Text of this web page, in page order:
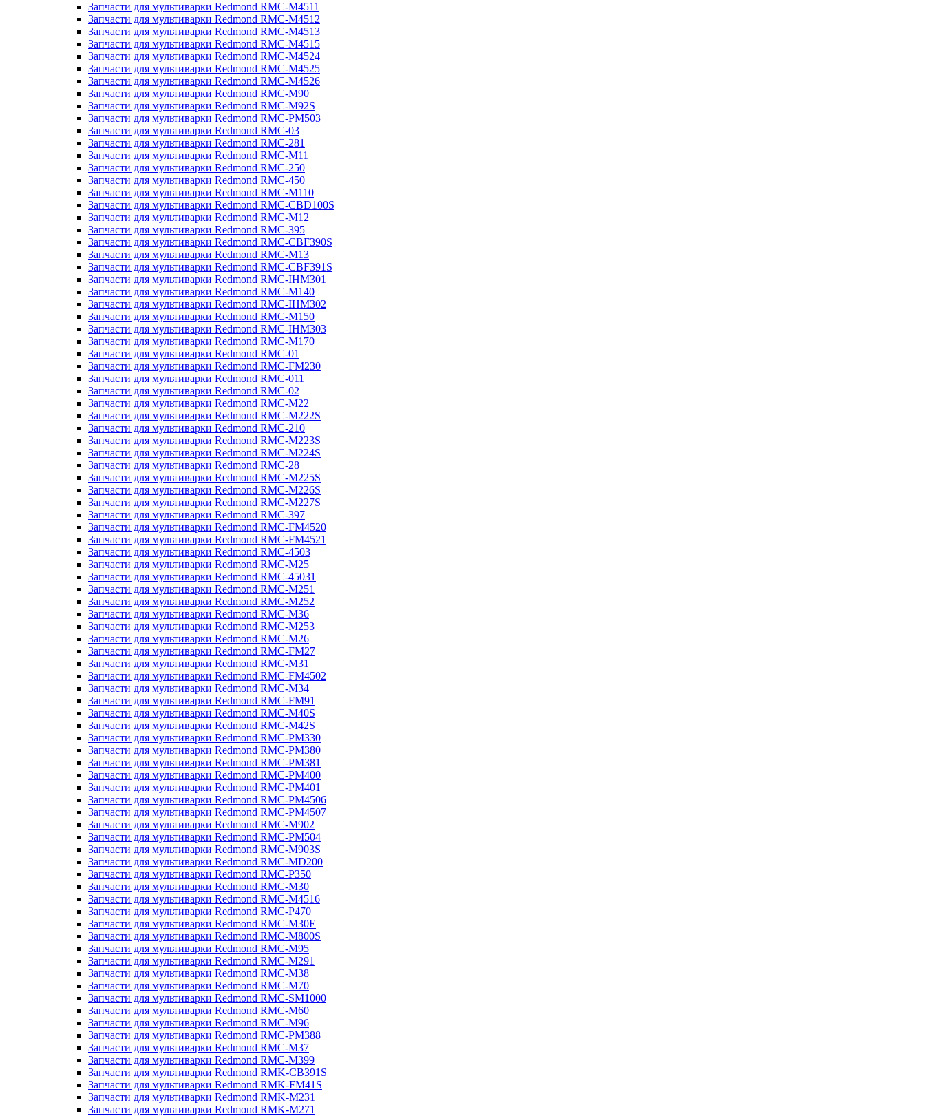
Запчасти для мультиварки Redmond RMC-M4511
Запчасти для мультиварки Redmond RMC-M4512
Запчасти для мультиварки Redmond RMC-M4513
Запчасти для мультиварки Redmond RMC-M4515
Запчасти для мультиварки Redmond RMC-M4524
Запчасти для мультиварки Redmond RMC-M4525
Запчасти для мультиварки Redmond RMC-M4526
Запчасти для мультиварки Redmond RMC-M90
Запчасти для мультиварки Redmond RMC-M92S
Запчасти для мультиварки Redmond RMC-PM503
Запчасти для мультиварки Redmond RMC-03
Запчасти для мультиварки Redmond RMC-281
Запчасти для мультиварки Redmond RMC-M11
Запчасти для мультиварки Redmond RMC-250
Запчасти для мультиварки Redmond RMC-450
Запчасти для мультиварки Redmond RMC-M110
Запчасти для мультиварки Redmond RMC-CBD100S
Запчасти для мультиварки Redmond RMC-M12
Запчасти для мультиварки Redmond RMC-395
Запчасти для мультиварки Redmond RMC-CBF390S
Запчасти для мультиварки Redmond RMC-M13
Запчасти для мультиварки Redmond RMC-CBF391S
Запчасти для мультиварки Redmond RMC-IHM301
Запчасти для мультиварки Redmond RMC-M140
Запчасти для мультиварки Redmond RMC-IHM302
Запчасти для мультиварки Redmond RMC-M150
Запчасти для мультиварки Redmond RMC-IHM303
Запчасти для мультиварки Redmond RMC-M170
Запчасти для мультиварки Redmond RMC-01
Запчасти для мультиварки Redmond RMC-FM230
Запчасти для мультиварки Redmond RMC-011
Запчасти для мультиварки Redmond RMC-02
Запчасти для мультиварки Redmond RMC-M22
Запчасти для мультиварки Redmond RMC-M222S
Запчасти для мультиварки Redmond RMC-210
Запчасти для мультиварки Redmond RMC-M223S
Запчасти для мультиварки Redmond RMC-M224S
Запчасти для мультиварки Redmond RMC-28
Запчасти для мультиварки Redmond RMC-M225S
Запчасти для мультиварки Redmond RMC-M226S
Запчасти для мультиварки Redmond RMC-M227S
Запчасти для мультиварки Redmond RMC-397
Запчасти для мультиварки Redmond RMC-FM4520
Запчасти для мультиварки Redmond RMC-FM4521
Запчасти для мультиварки Redmond RMC-4503
Запчасти для мультиварки Redmond RMC-M25
Запчасти для мультиварки Redmond RMC-45031
Запчасти для мультиварки Redmond RMC-M251
Запчасти для мультиварки Redmond RMC-M252
Запчасти для мультиварки Redmond RMC-M36
Запчасти для мультиварки Redmond RMC-M253
Запчасти для мультиварки Redmond RMC-M26
Запчасти для мультиварки Redmond RMC-FM27
Запчасти для мультиварки Redmond RMC-M31
Запчасти для мультиварки Redmond RMC-FM4502
Запчасти для мультиварки Redmond RMC-M34
Запчасти для мультиварки Redmond RMC-FM91
Запчасти для мультиварки Redmond RMC-M40S
Запчасти для мультиварки Redmond RMC-M42S
Запчасти для мультиварки Redmond RMC-PM330
Запчасти для мультиварки Redmond RMC-PM380
Запчасти для мультиварки Redmond RMC-PM381
Запчасти для мультиварки Redmond RMC-PM400
Запчасти для мультиварки Redmond RMC-PM401
Запчасти для мультиварки Redmond RMC-PM4506
Запчасти для мультиварки Redmond RMC-PM4507
Запчасти для мультиварки Redmond RMC-M902
Запчасти для мультиварки Redmond RMC-PM504
Запчасти для мультиварки Redmond RMC-M903S
Запчасти для мультиварки Redmond RMC-MD200
Запчасти для мультиварки Redmond RMC-P350
Запчасти для мультиварки Redmond RMC-M30
Запчасти для мультиварки Redmond RMC-M4516
Запчасти для мультиварки Redmond RMC-P470
Запчасти для мультиварки Redmond RMC-M30E
Запчасти для мультиварки Redmond RMC-M800S
Запчасти для мультиварки Redmond RMC-M95
Запчасти для мультиварки Redmond RMC-M291
Запчасти для мультиварки Redmond RMC-M38
Запчасти для мультиварки Redmond RMC-M70
Запчасти для мультиварки Redmond RMC-SM1000
Запчасти для мультиварки Redmond RMC-M60
Запчасти для мультиварки Redmond RMC-M96
Запчасти для мультиварки Redmond RMC-PM388
Запчасти для мультиварки Redmond RMC-M37
Запчасти для мультиварки Redmond RMC-M399
Запчасти для мультиварки Redmond RMK-CB391S
Запчасти для мультиварки Redmond RMK-FM41S
Запчасти для мультиварки Redmond RMK-M231
Запчасти для мультиварки Redmond RMK-M271